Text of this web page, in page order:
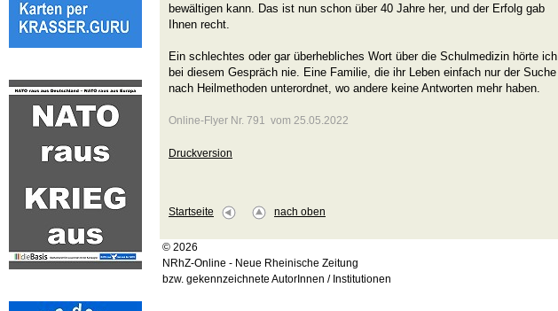
bewältigen kann. Das ist nun schon über 40 Jahre her, und der Erfolg gab
Ihnen recht.
Ein schlechtes oder gar überhebliches Wort über die Schulmedizin hörte ich
bei diesem Gespräch nie. Eine Familie, die ihr Leben einfach nur der Suche
nach Heilmethoden unterordnet, wo andere keine Antworten mehr haben.
Online-Flyer Nr. 791 vom 25.05.2022
Druckversion
Startseite nach oben
© 2026
NRhZ-Online - Neue Rheinische Zeitung
bzw. gekennzeichnete AutorInnen / Institutionen